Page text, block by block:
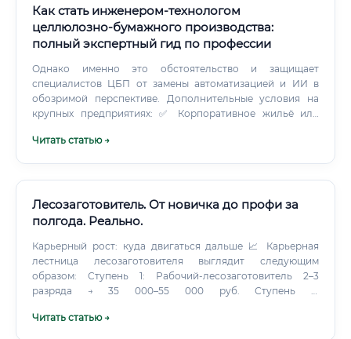
Как стать инженером-технологом
целлюлозно-бумажного производства:
полный экспертный гид по профессии
Однако именно это обстоятельство и защищает
специалистов ЦБП от замены автоматизацией и ИИ в
обозримой перспективе. Дополнительные условия на
крупных предприятиях: ✅ Корпоративное жильё или
страхование (ДМС) ✅ Корпоративный транспорт до
работодателя ✅ Санаторно-курортное лечение за счёт
предприятия Есть ли смысл учиться ✅ Подведём
по ключевым параметрам: Итоговая оценочная таблица
профессии Итоговое сравнение: стоит ли идти в ЦБП или
выбрать другую отрасль Ключевые аргументы «ЗА»
обучение профессии инженера-технолога ЦБП ✅
квалифицированных технологов. Это означает, что
Читать статью →
Лесозаготовитель. От новичка до профи за
полгода. Реально.
Карьерный рост: куда двигаться дальше 📈 Карьерная
лестница лесозаготовителя выглядит следующим
образом: Ступень 1: Рабочий-лесозаготовитель 2–3
разряда → 35 000–55 000 руб. Ступень 2:
Ступень 3: Бригадир лесозаготовительной бригады → 100
Читать статью →